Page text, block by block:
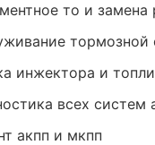
то и замена
тормозной
инжектора и
всех систем
акпп и мкпп